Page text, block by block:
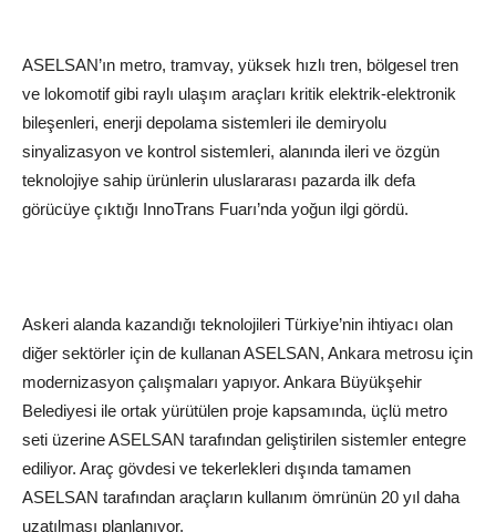
ASELSAN’ın metro, tramvay, yüksek hızlı tren, bölgesel tren
ve lokomotif gibi raylı ulaşım araçları kritik elektrik-elektronik
bileşenleri, enerji depolama sistemleri ile demiryolu
sinyalizasyon ve kontrol sistemleri, alanında ileri ve özgün
teknolojiye sahip ürünlerin uluslararası pazarda ilk defa
görücüye çıktığı InnoTrans Fuarı’nda yoğun ilgi gördü.
Askeri alanda kazandığı teknolojileri Türkiye’nin ihtiyacı olan
diğer sektörler için de kullanan ASELSAN, Ankara metrosu için
modernizasyon çalışmaları yapıyor. Ankara Büyükşehir
Belediyesi ile ortak yürütülen proje kapsamında, üçlü metro
seti üzerine ASELSAN tarafından geliştirilen sistemler entegre
ediliyor. Araç gövdesi ve tekerlekleri dışında tamamen
ASELSAN tarafından araçların kullanım ömrünün 20 yıl daha
uzatılması planlanıyor.